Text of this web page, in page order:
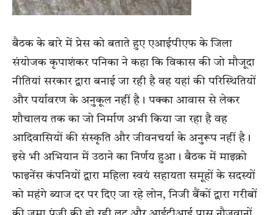
बैठक के बारे में प्रेस को बताते हुए एआईपीएफ के जिला
संयोजक कृपाशंकर पनिका ने कहा कि विकास की जो मौजूदा
नीतियां सरकार द्वारा बनाई जा रही है वह यहां की परिस्थितियों
और पर्यावरण के अनुकूल नहीं है। पक्का आवास से लेकर
शौचालय तक का जो निर्माण अभी किया जा रहा है वह
आदिवासियों की संस्कृति और जीवनचर्या के अनुरूप नहीं है।
इसे भी अभियान में उठाने का निर्णय हुआ। बैठक में माइक्रो
फाइनेंस कंपनियों द्वारा महिला स्वयं सहायता समूहों के सदस्यों
को महंगे ब्याज दर पर दिए जा रहे लोन, निजी बैंकों द्वारा गरीबों